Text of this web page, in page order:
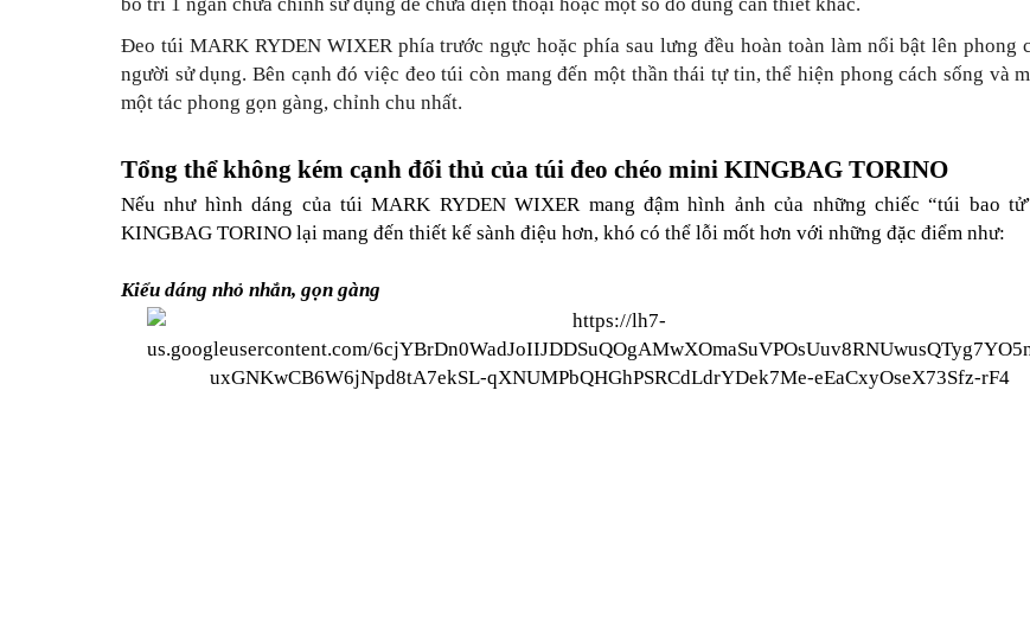
Đeo túi MARK RYDEN WIXER phía trước ngực hoặc phía sau lưng đều hoàn toàn làm nổi bật lên phong
người sử dụng. Bên cạnh đó việc đeo túi còn mang đến một thần thái tự tin, thể hiện phong cách sống và
một tác phong gọn gàng, chỉnh chu nhất.
Tổng thể không kém cạnh đối thủ của túi đeo chéo mini KINGBAG TORINO
Nếu như hình dáng của túi MARK RYDEN WIXER mang đậm hình ảnh của những chiếc “túi bao
KINGBAG TORINO lại mang đến thiết kế sành điệu hơn, khó có thể lỗi mốt hơn với những đặc điểm như:
Kiểu dáng nhỏ nhắn, gọn gàng